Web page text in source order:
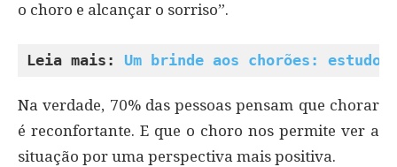
o choro e alcançar o sorriso”.
Leia mais: Um brinde aos chorões:
Na verdade, 70% das pessoas pensam que chorar
é reconfortante. E que o choro nos permite ver a
situação por uma perspectiva mais positiva.